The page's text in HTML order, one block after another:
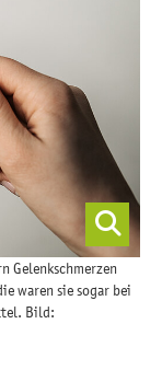
Gelenkschmerzen
waren sie sogar bei
Bild: